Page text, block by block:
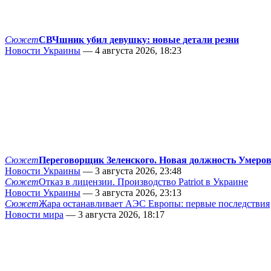
СюжетСВЧшник убил девушку: новые детали резни
Новости Украины — 4 августа 2026, 18:23
СюжетПереговорщик Зеленского. Новая должность
Новости Украины — 3 августа 2026, 23:48
СюжетОтказ в лицензии. Производство Patriot в Украине
Новости Украины — 3 августа 2026, 23:13
СюжетЖара останавливает АЭС Европы: первые последствия
Новости мира — 3 августа 2026, 18:17